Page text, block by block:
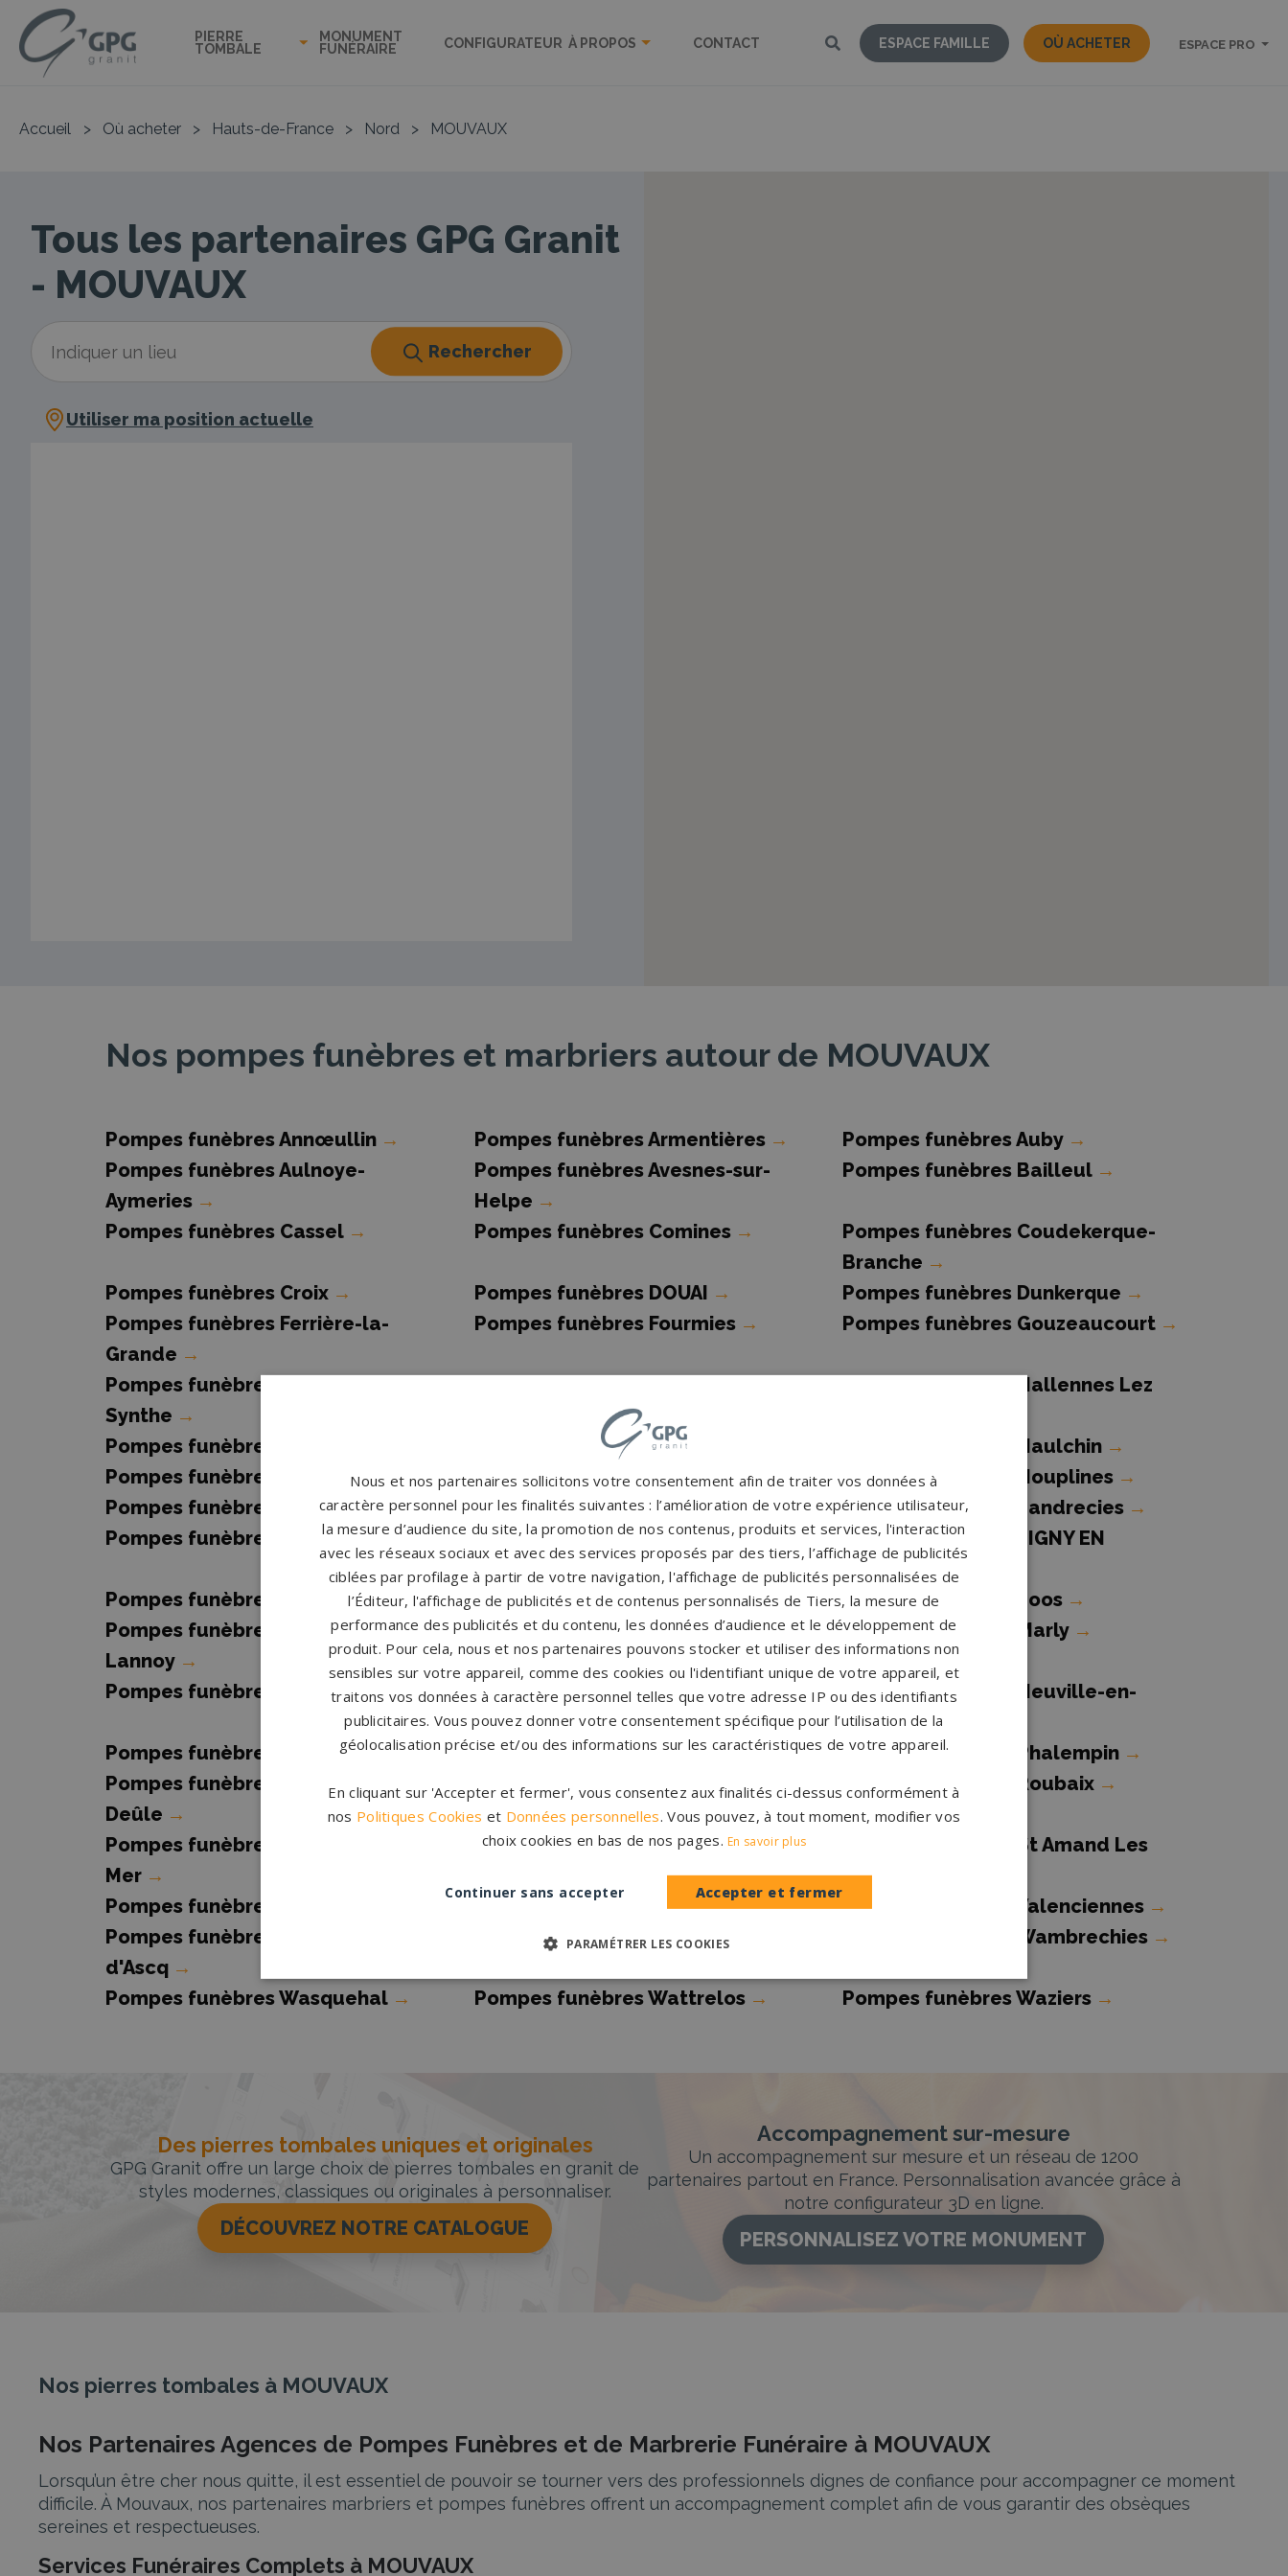
PIERRE
TOMBALE
MONUMENT
FUNÉRAIRE
CONFIGURATEUR À PROPOS CONTACT ESPACE FAMILLE OÙ ACHETER ESPACE PRO
Accueil > Où acheter > Hauts-de-France > Nord > MOUVAUX
Tous les partenaires GPG Granit
- MOUVAUX
Rechercher
Utiliser ma position actuelle
Nos pompes funèbres et marbriers autour de MOUVAUX
Pompes funèbres Annœullin → Pompes funèbres Armentières → Pompes funèbres Auby →
Pompes funèbres Aulnoye-
Aymeries →
Pompes funèbres Avesnes-sur-
Helpe →
Pompes funèbres Bailleul →
Pompes funèbres Cassel → Pompes funèbres Comines →
Pompes funèbres Coudekerque-
Branche →
Pompes funèbres Croix → Pompes funèbres DOUAI → Pompes funèbres Dunkerque →
Pompes funèbres Ferrière-la-
Grande →
Pompes funèbres Fourmies → Pompes funèbres Gouzeaucourt →
Pompes funèbres Grande-
Synthe →
Pompes funèbres Hallennes Lez
Pompes funèbres HALLUIN
Pompes funèbres Haubourdin Pompes funèbres Haulchin →
Pompes funèbres Hazebrouck→ Pompes funèbres HEM→ Pompes funèbres Houplines →
Pompes funèbres La Madeleine→ Pompes funèbres LAMBERSART→ Pompes funèbres Landrecies →
Pompes funèbres Lannoy → Pompes funèbres Lesquin→
Pompes funèbres LIGNY EN
CAMBRESIS→
Pompes funèbres Lille
Pompes funèbres Linselles→ Pompes funèbres Loos →
Pompes funèbres Lys-lez-
Lannoy →
Pompes funèbres Marcq-en-
Baroeul →
Pompes funèbres Marly →
Pompes funèbres Maubeuge → Pompes funèbres MOUVAUX →
Pompes funèbres Neuville-en-
Ferrain →
Pompes funèbres Ostricourt→ Pompes funèbres Pérenchies→ Pompes funèbres Phalempin →
Pompes funèbres Quesnoy-sur-
Deûle →
Pompes funèbres Roncq → Pompes funèbres Roubaix →
Pompes funèbres Saint Pol Sur
Mer →
Pompes funèbres Somain →
Pompes funèbres St Amand Les
Eaux
Pompes funèbres ST ANDRE
Pompes funèbres TOURCOING→ Pompes funèbres Valenciennes →
Pompes funèbres Villeneuve-
d'Ascq →
Pompes funèbres Wallers→ Pompes funèbres Wambrechies →
Pompes funèbres Wasquehal → Pompes funèbres Wattrelos → Pompes funèbres Waziers →
Des pierres tombales uniques et originales
GPG Granit offre un large choix de pierres tombales en granit de
styles modernes, classiques ou originales à personnaliser.
DÉCOUVREZ NOTRE CATALOGUE
Accompagnement sur-mesure
Un accompagnement sur mesure et un réseau de 1200
partenaires partout en France. Personnalisation avancée grâce à
notre configurateur 3D en ligne.
PERSONNALISEZ VOTRE MONUMENT
Nos pierres tombales à MOUVAUX
Nos Partenaires Agences de Pompes Funèbres et de Marbrerie Funéraire à MOUVAUX
Lorsqu’un être cher nous quitte, il est essentiel de pouvoir se tourner vers des professionnels dignes de confiance pour accompagner ce moment
difficile. À Mouvaux, nos partenaires marbriers et pompes funèbres offrent un accompagnement complet afin de vous garantir des obsèques
sereines et respectueuses.
Services Funéraires Complets à MOUVAUX
Nous et nos partenaires sollicitons votre consentement afin de traiter vos données à
caractère personnel pour les finalités suivantes : l’amélioration de votre expérience utilisateur,
la mesure d’audience du site, la promotion de nos contenus, produits et services, l'interaction
avec les réseaux sociaux et avec des services proposés par des tiers, l’affichage de publicités
ciblées par profilage à partir de votre navigation, l'affichage de publicités personnalisées de
l’Éditeur, l'affichage de publicités et de contenus personnalisés de Tiers, la mesure de
performance des publicités et du contenu, les données d’audience et le développement de
produit. Pour cela, nous et nos partenaires pouvons stocker et utiliser des informations non
sensibles sur votre appareil, comme des cookies ou l'identifiant unique de votre appareil, et
traitons vos données à caractère personnel telles que votre adresse IP ou des identifiants
publicitaires. Vous pouvez donner votre consentement spécifique pour l’utilisation de la
géolocalisation précise et/ou des informations sur les caractéristiques de votre appareil.
En cliquant sur 'Accepter et fermer', vous consentez aux finalités ci-dessus conformément à
nos Politiques Cookies et Données personnelles. Vous pouvez, à tout moment, modifier vos
choix cookies en bas de nos pages. En savoir plus
Accepter et fermer
Continuer sans accepter
PARAMÉTRER LES COOKIES